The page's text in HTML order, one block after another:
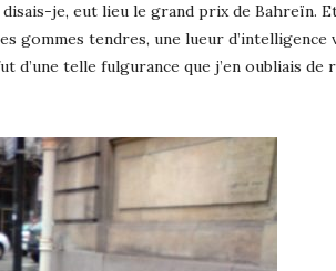
je, eut lieu le grand prix de Bahreïn.
gommes tendres, une lueur
d’une telle fulgurance que j’en oubliais